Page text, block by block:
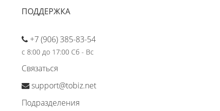
ПОДДЕРЖКА
+7 (906) 385-83-54
с 8:00 до 17:00 Сб - Вс
Связаться
support@tobiz.net
Подразделения